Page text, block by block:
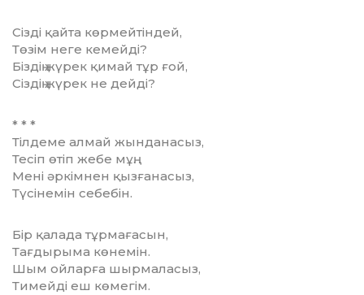
Сізді қайта көрмейтіндей,
Төзім неге кемейді?
Біздің жүрек қимай тұр ғой,
Сіздің жүрек не дейді?
* * *
Тілдеме алмай жынданасыз,
Тесіп өтіп жебе мұң.
Мені әркімнен қызғанасыз,
Түсінемін себебін.
Бір қалада тұрмағасын,
Тағдырыма көнемін.
Шым ойларға шырмаласыз,
Тимейді еш көмегім.